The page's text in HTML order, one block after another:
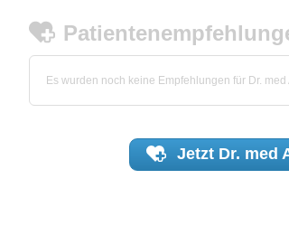
Es wurden noch keine Empfehlungen für Dr.
Jetzt Dr. med